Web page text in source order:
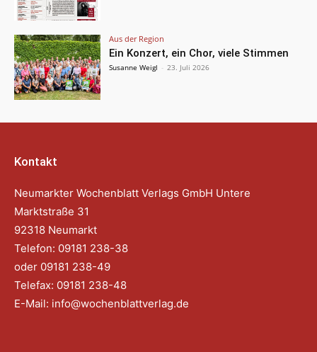
Aus der Region
Ein Konzert, ein Chor, viele Stimmen
Susanne Weigl - 23. Juli 2026
Kontakt
Neumarkter Wochenblatt Verlags GmbH Untere
Marktstraße 31
92318 Neumarkt
Telefon: 09181 238-38
oder 09181 238-49
Telefax: 09181 238-48
E-Mail: info@wochenblattverlag.de